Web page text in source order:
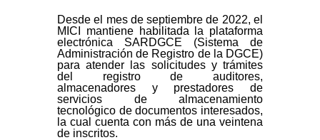
Desde el mes de septiembre de 2022, el
MICI mantiene habilitada la plataforma
electrónica SARDGCE (Sistema de
Administración de Registro de la DGCE)
para atender las solicitudes y trámites
del registro de auditores,
almacenadores y prestadores de
servicios de almacenamiento
tecnológico de documentos interesados,
la cual cuenta con más de una veintena
de inscritos.